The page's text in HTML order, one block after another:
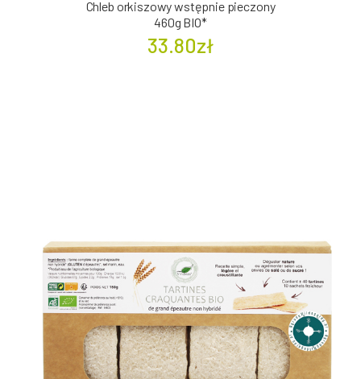
Chleb orkiszowy wstępnie pieczony
460g BIO*
33.80zł